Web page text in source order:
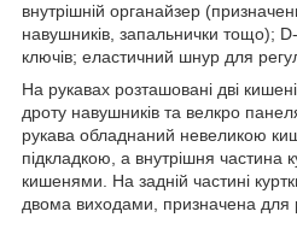
внутрішній органайзер
навушників, запальнички тощо);
ключів; еластичний шнур для
На рукавах розташовані дві
дроту навушників та велкро
рукава обладнаний невеликою
підкладкою, а внутрішня частина
кишенями. На задній частині
двома виходами, призначена для